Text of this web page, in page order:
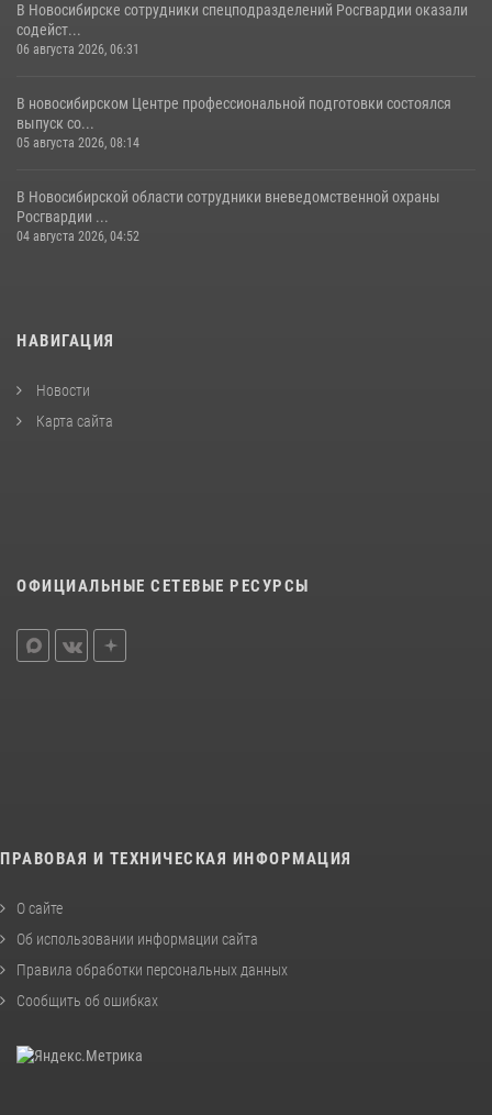
В Новосибирске сотрудники спецподразделений Росгвардии оказали
содейст...
06 августа 2026, 06:31
В новосибирском Центре профессиональной подготовки состоялся
выпуск со...
05 августа 2026, 08:14
В Новосибирской области сотрудники вневедомственной охраны
Росгвардии ...
04 августа 2026, 04:52
НАВИГАЦИЯ
Новости
Карта сайта
ОФИЦИАЛЬНЫЕ СЕТЕВЫЕ РЕСУРСЫ
ПРАВОВАЯ И ТЕХНИЧЕСКАЯ ИНФОРМАЦИЯ
О сайте
Об использовании информации сайта
Правила обработки персональных данных
Сообщить об ошибках